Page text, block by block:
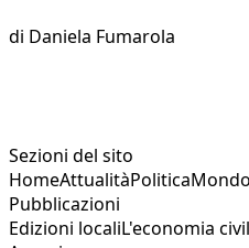
di Daniela Fumarola
Sezioni del sito
HomeAttualitàPoliticaMondo
Pubblicazioni
Edizioni localiL'economia